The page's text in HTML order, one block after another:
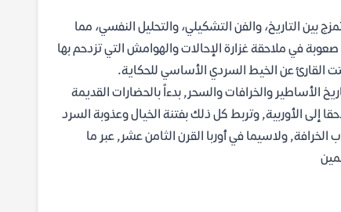
بين التاريخ، والفن التشكيلي، والتحليل النفسي، مما
في ملاحقة غزارة الإحالات والهوامش التي تزدحم بها
القارئ عن الخيط السردي الأساسي للحكاية.
الأساطير والخرافات والسحر, بدءاً بالحضارات القديمة
إلى الأوربية, وتربط كل ذلك بفتنة الخيال وعذوبة السرد
ولاسيما في أوربا القرن الثامن عشر, عبر ما